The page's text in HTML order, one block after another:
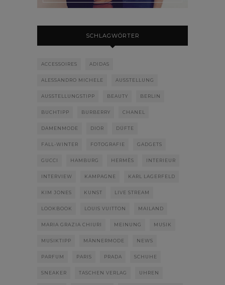
SCHLAGWÖRTER
ACCESSOIRES ADIDAS
ALESSANDRO MICHELE AUSSTELLUNG
AUSSTELLUNGSTIPP BEAUTY BERLIN
BUCHTIPP BURBERRY CHANEL
DAMENMODE DIOR DÜFTE
FALL-WINTER FOTOGRAFIE GADGETS
GUCCI HAMBURG HERMÈS INTERIEUR
INTERVIEW KAMPAGNE KARL LAGERFELD
KIM JONES KUNST LIVE STREAM
LOOKBOOK LOUIS VUITTON MAILAND
MARIA GRAZIA CHIURI MEINUNG MUSIK
MUSIKTIPP MÄNNERMODE NEWS
PARFUM PARIS PRADA SCHUHE
SNEAKER TASCHEN VERLAG UHREN